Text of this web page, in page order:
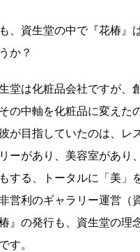
、資生堂の中で『花椿』
か？
堂は化粧品会社ですが、
の中軸を化粧品に変えた
が目指していたのは、レ
ーがあり、美容室があり
する、トータルに「美」
営利のギャラリー運営（
』の発行も、資生堂の理
す。